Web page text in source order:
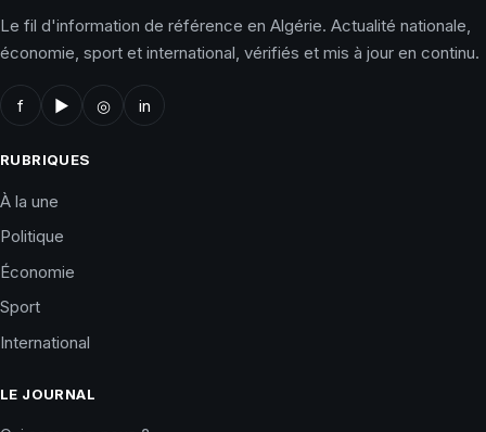
Le fil d'information de référence en Algérie. Actualité nationale,
économie, sport et international, vérifiés et mis à jour en continu.
f ▶ ◎ in
RUBRIQUES
À la une
Politique
Économie
Sport
International
LE JOURNAL